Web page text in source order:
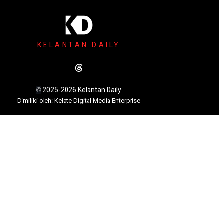
KELANTAN DAILY
© 2025-2026 Kelantan Daily
Dimiliki oleh: Kelate Digital Media Enterprise